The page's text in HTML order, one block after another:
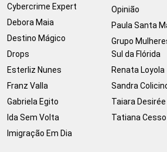
Cybercrime Expert
Debora Maia
Destino Mágico
Drops
Esterliz Nunes
Franz Valla
Gabriela Egito
Ida Sem Volta
Imigração Em Dia
Opinião
Paula Santa
Grupo
Sul da Flórida
Renata Loyola
Sandra
Taiara Desirée
Tatiana Cesso